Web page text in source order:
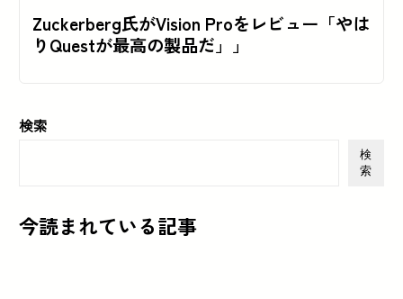
Zuckerberg氏がVision Proをレビュー「やは
りQuestが最高の製品だ」」
検索
検
索
今読まれている記事